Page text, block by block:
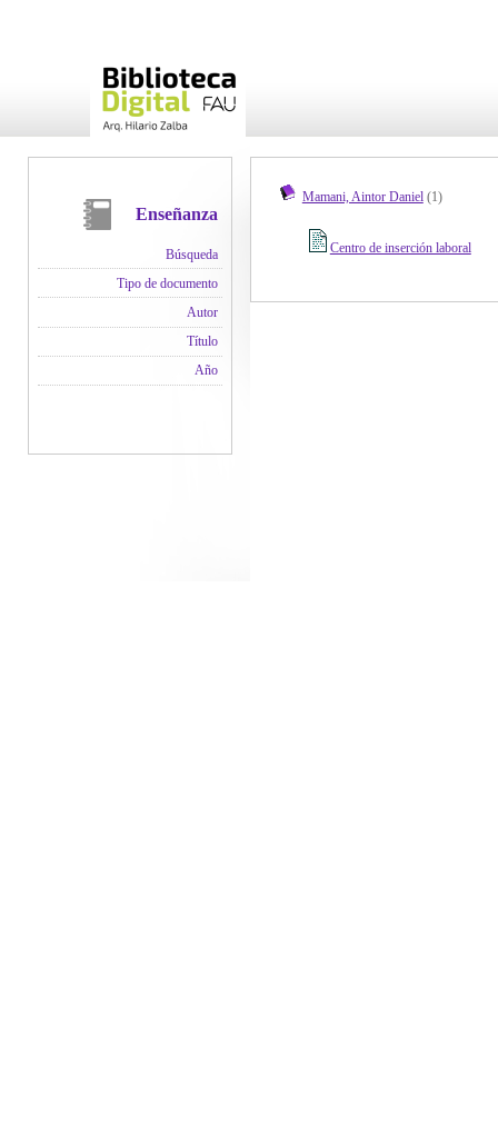
Enseñanza
Búsqueda
Tipo de documento
Autor
Título
Año
Mamani, Aintor Daniel(1)
Centro de inserción laboral